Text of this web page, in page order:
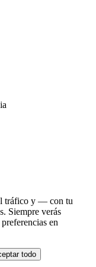
tráfico y — con tu
Siempre verás
en
todo